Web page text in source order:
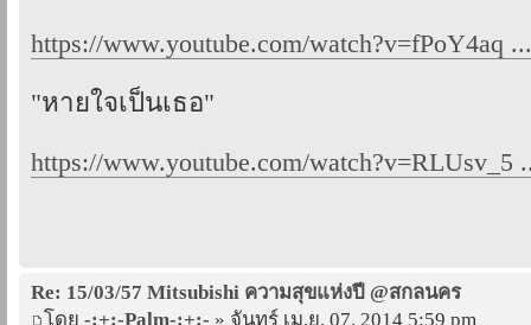
https://www.youtube.com/watch?v=fPoY4aq
"หายใจเป็นเธอ"
https://www.youtube.com/watch?v=RLUsv_5
Re: 15/03/57 Mitsubishi ความสุขแห่งปี @สกลนคร
โดย -:+:-Palm-:+:- » จันทร์ เม.ย. 07, 2014 5:59 pm